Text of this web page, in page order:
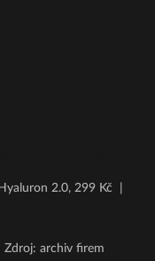
2.0, 299 Kč
Zdroj: archiv firem